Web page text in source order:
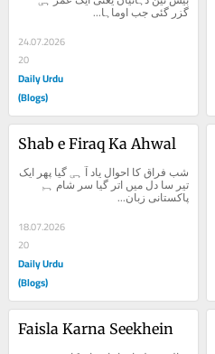
گزر گئی جب اوماہا...
24.07.2026
20
Daily Urdu
(Blogs)
Shab e Firaq Ka Ahwal
تیر سا دل میں اتر گیا سر شام ہم
پاکستانی زبان...
18.07.2026
20
Daily Urdu
(Blogs)
Faisla Karna Seekhein